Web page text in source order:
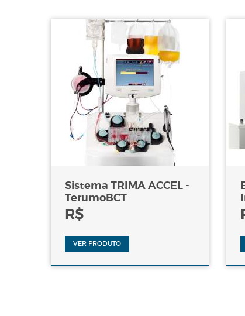
Sistema TRIMA ACCEL -
TerumoBCT
R$
VER PRODUTO